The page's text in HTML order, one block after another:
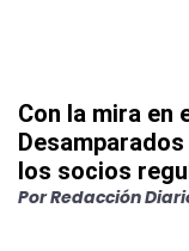
Con la mira en
los socios
PorRedacción